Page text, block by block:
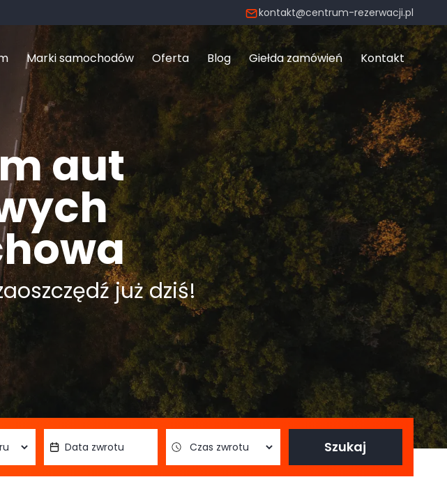
kontakt@centrum-rezerwacji.pl
Marki samochodów Oferta Blog Giełda zamówień Kontakt
aut
już dziś!
Szukaj